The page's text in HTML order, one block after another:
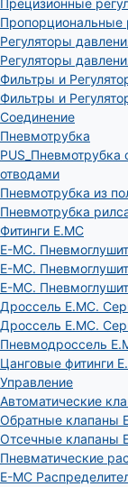
Прецизионные
Пропорциональные
Регуляторы
Регуляторы
Фильтры и
Фильтры и
Соединение
Пневмотрубка
отводами
Пневмотрубка из
Пневмотрубка
Фитинги E.MC
E-MC.
E-MC.
E-MC.
Дроссель E.MC.
Дроссель E.MC.
Пневмодроссель
Цанговые фитинги
Управление
Автоматические
Обратные клапаны
Отсечные клапаны
Пневматические
E-MC